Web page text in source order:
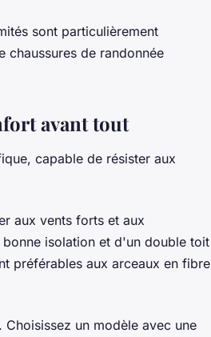
sont particulièrement
chaussures de randonnée
avant tout
capable de résister aux
aux vents forts et aux
isolation et d'un double toit
préférables aux arceaux en fibre
un modèle avec une